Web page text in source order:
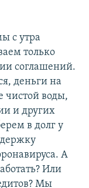
с утра
только
соглашений.
деньги на
чистой воды,
и других
в долг у
А
Или
Мы